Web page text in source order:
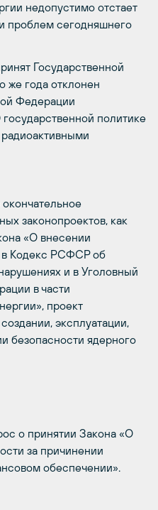
недопустимо отстает
проблем сегодняшнего
Государственной
же года отклонен
Федерации
политике
законопроектов, как
«О внесении
в Кодекс РСФСР об
и в Уголовный
в части
проект
эксплуатации,
безопасности ядерного
о принятии Закона «О
за причинении
обеспечении».